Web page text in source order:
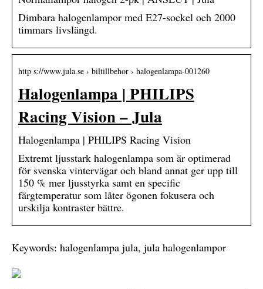
Dimbara halogenlampor med E27-sockel och 2000
timmars livslängd.
http s://www.jula.se › biltillbehor › halogenlampa-001260
Halogenlampa | PHILIPS
Racing Vision – Jula
Halogenlampa | PHILIPS Racing Vision
Extremt ljusstark halogenlampa som är optimerad
för svenska vintervägar och bland annat ger upp till
150 % mer ljusstyrka samt en specific
färgtemperatur som låter ögonen fokusera och
urskilja kontraster bättre.
Keywords: halogenlampa jula, jula halogenlampor